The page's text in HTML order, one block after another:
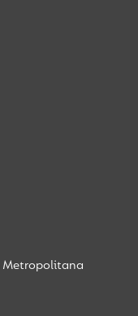
Metropolitana